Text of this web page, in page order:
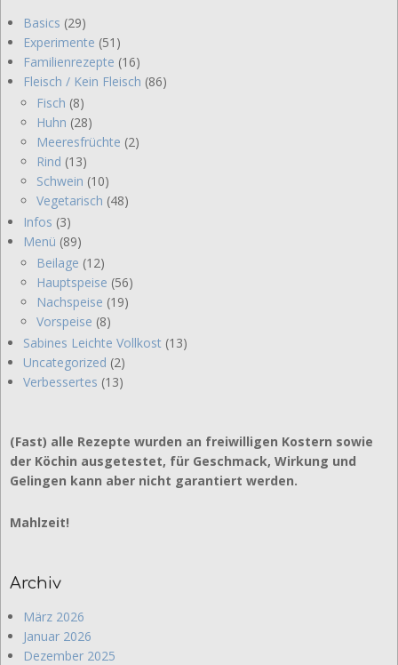
Basics (29)
Experimente (51)
Familienrezepte (16)
Fleisch / Kein Fleisch (86)
Fisch (8)
Huhn (28)
Meeresfrüchte (2)
Rind (13)
Schwein (10)
Vegetarisch (48)
Infos (3)
Menü (89)
Beilage (12)
Hauptspeise (56)
Nachspeise (19)
Vorspeise (8)
Sabines Leichte Vollkost (13)
Uncategorized (2)
Verbessertes (13)
(Fast) alle Rezepte wurden an freiwilligen Kostern sowie
der Köchin ausgetestet, für Geschmack, Wirkung und
Gelingen kann aber nicht garantiert werden.
Mahlzeit!
Archiv
März 2026
Januar 2026
Dezember 2025